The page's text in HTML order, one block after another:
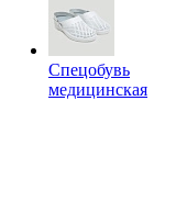
Спецобувь
медицинская